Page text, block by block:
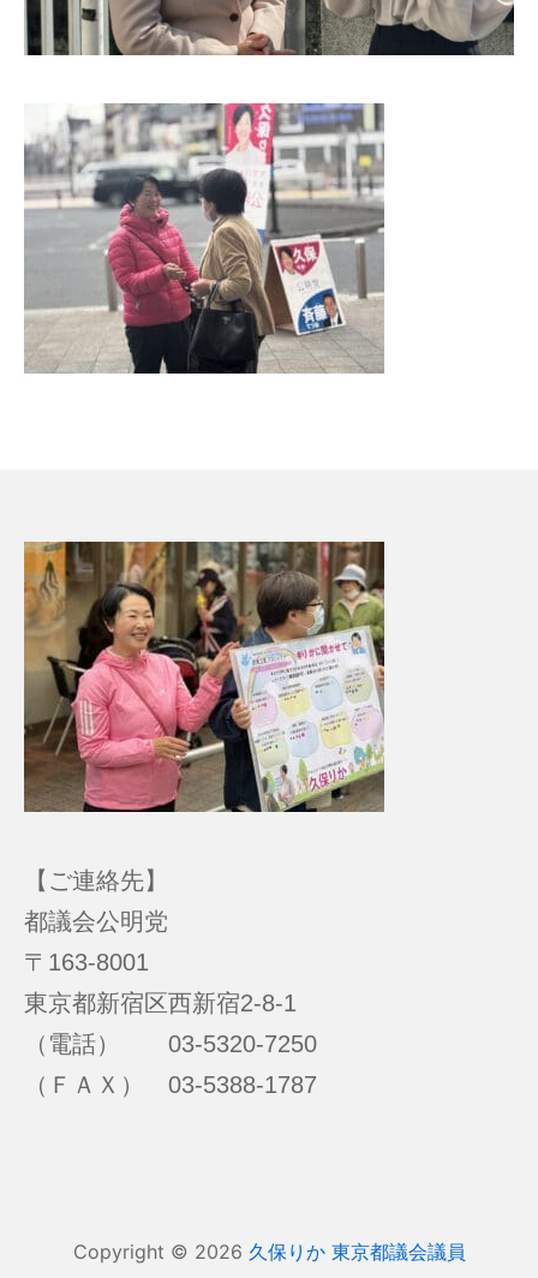
【ご連絡先】
都議会公明党
〒163-8001
東京都新宿区西新宿2-8-1
（電話） 03-5320-7250
（ＦＡＸ） 03-5388-1787
Copyright © 2026 久保りか 東京都議会議員